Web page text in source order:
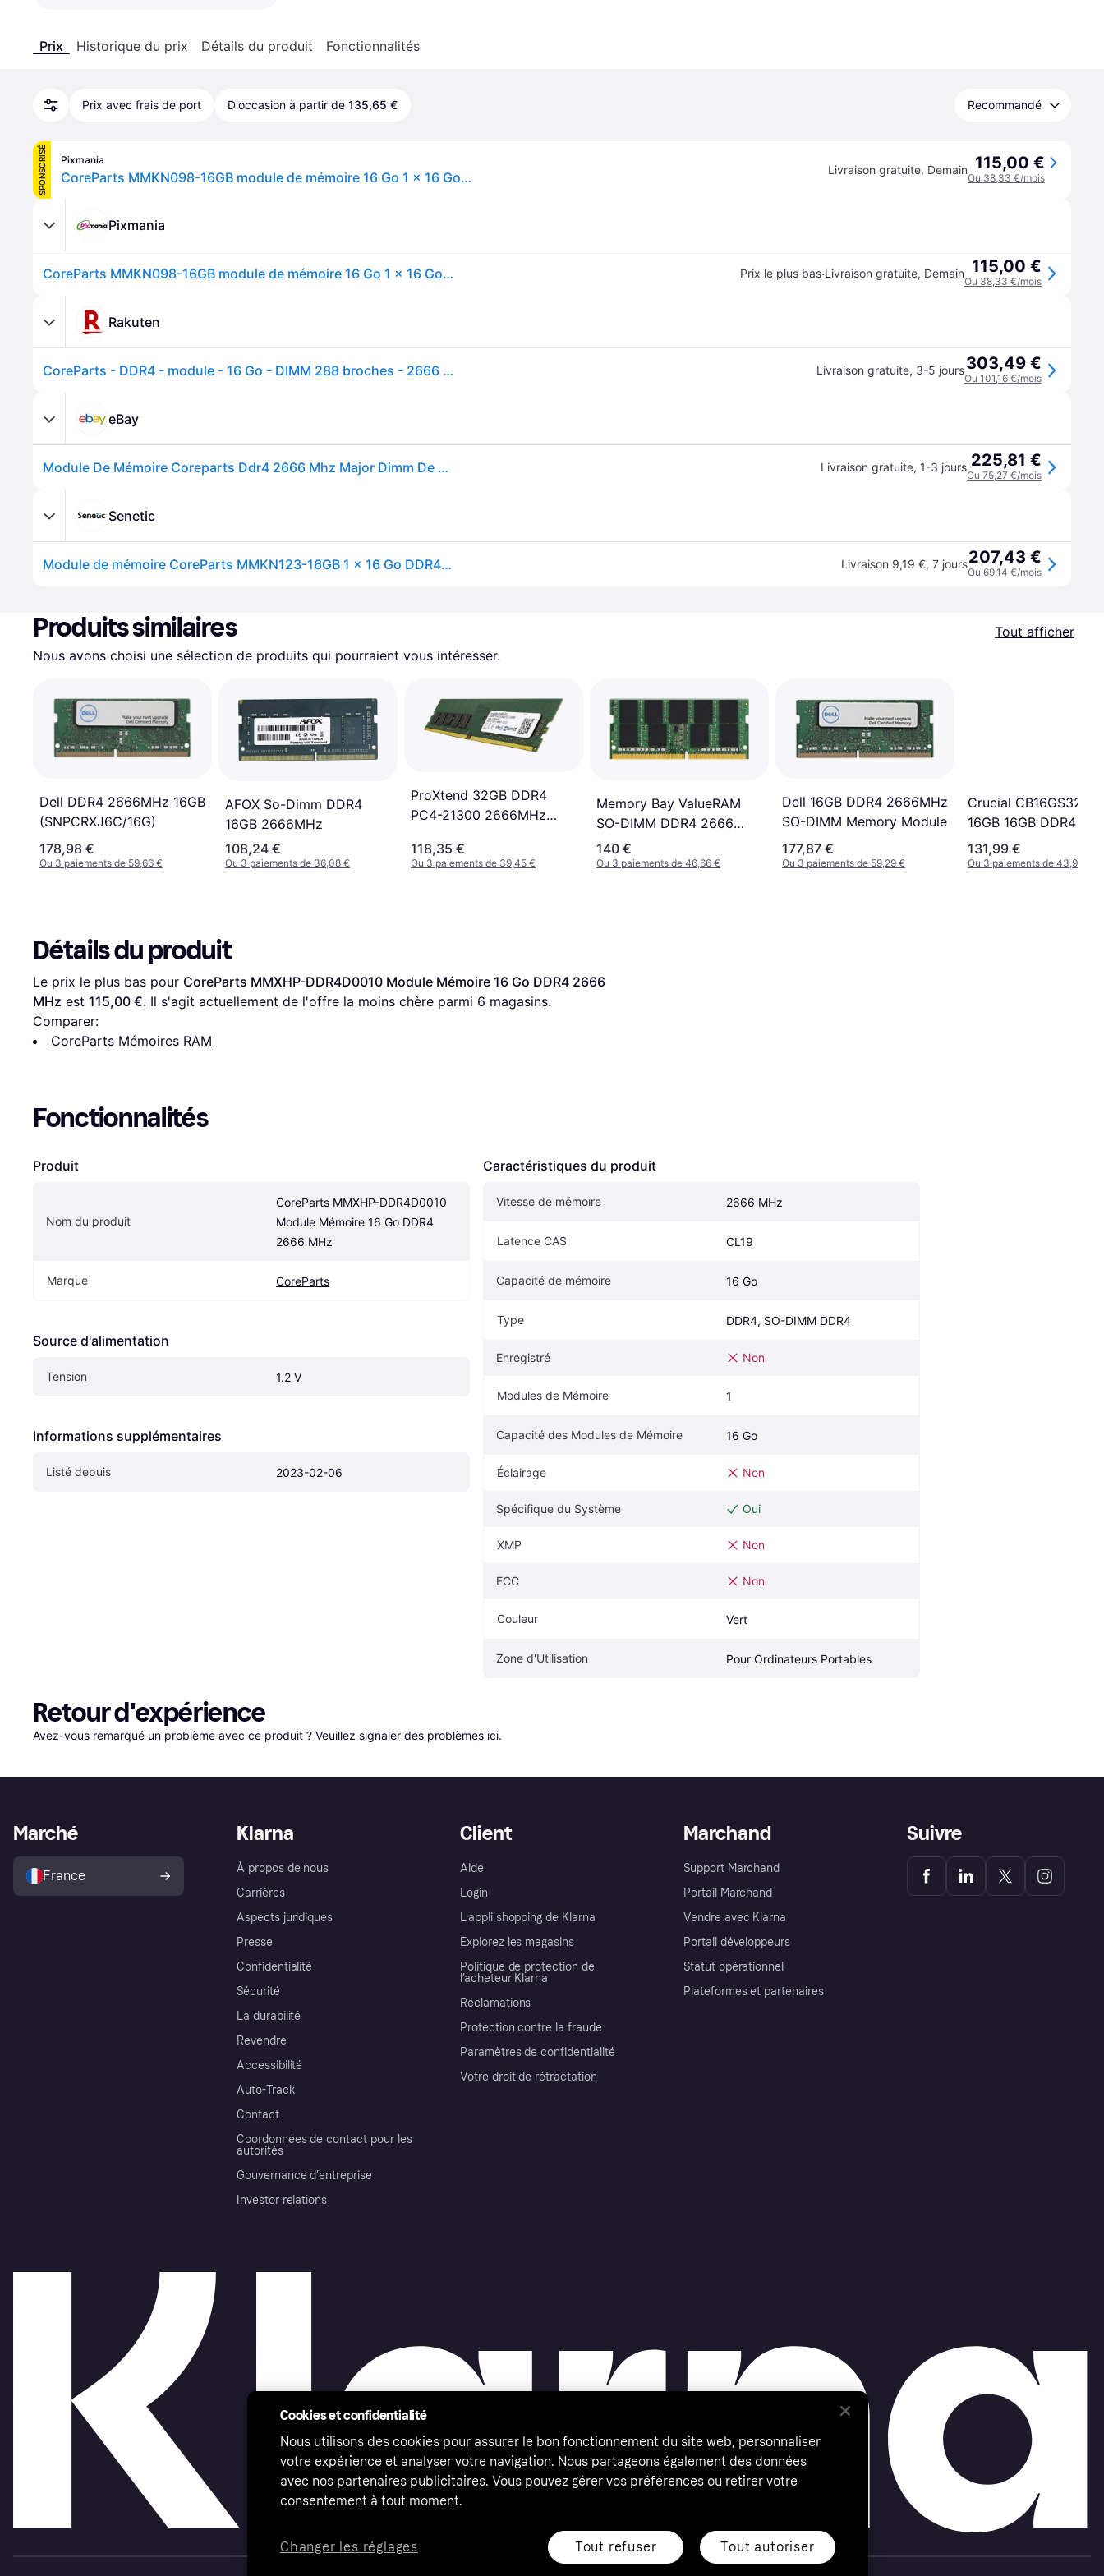
Prix Historique du prix Détails du produit Fonctionnalités
Prix avec frais de port D'occasion à partir de 135,65 € Recommandé
SPONSORISÉ Pixmania
CoreParts MMKN098-16GB module de mémoire 16 Go 1 x 16 Go DDR4 260-pin SO-DIMM - Neuf - Vert Livraison gratuite, Demain 115,00 €
Ou 38,33 €/mois
Pixmania
CoreParts MMKN098-16GB module de mémoire 16 Go 1 x 16 Go DDR4 260-pin SO-DIMM - Neuf - Vert Prix le plus bas·Livraison gratuite, Demain 115,00 €
Ou 38,33 €/mois
Rakuten
CoreParts - DDR4 - module - 16 Go - DIMM 288 broches - 2666 MHz / PC4-21300 - 1.2 V - mémoire sans tampon - non ECC Livraison gratuite, 3-5 jours303,49 €
Ou 101,16 €/mois
eBay
Module De Mémoire Coreparts Ddr4 2666 Mhz Major Dimm De 16 Go Pour Hp, Mmh9758/1 Livraison gratuite, 1-3 jours 225,81 €
Ou 75,27 €/mois
Senetic
Module de mémoire CoreParts MMKN123-16GB 1 x 16 Go DDR4 MMKN123-16GB Livraison 9,19 €, 7 jours207,43 €
Ou 69,14 €/mois
Produits similaires
Tout afficher
Nous avons choisi une sélection de produits qui pourraient vous intéresser.
Dell DDR4 2666MHz 16GB
(SNPCRXJ6C/16G)
178,98 €
Ou 3 paiements de 59,66 €
AFOX So-Dimm DDR4
16GB 2666MHz
108,24 €
Ou 3 paiements de 36,08 €
ProXtend 32GB DDR4
PC4-21300 2666MHz
118,35 €
Ou 3 paiements de 39,45 €
Memory Bay ValueRAM
SO-DIMM DDR4 2666
MHz PC4-21300 16 Go
CL19
140 €
Ou 3 paiements de 46,66 €
Dell 16GB DDR4 2666MHz
SO-DIMM Memory Module
177,87 €
Ou 3 paiements de 59,29 €
Crucial CB16GS3200
16GB 16GB DDR4
131,99 €
Ou 3 paiements de 43,99 €
Détails du produit
Le prix le plus bas pour CoreParts MMXHP-DDR4D0010 Module Mémoire 16 Go DDR4 2666
MHz est 115,00 €. Il s'agit actuellement de l'offre la moins chère parmi 6 magasins.
Comparer:
CoreParts Mémoires RAM
Fonctionnalités
Produit
Nom du produit
CoreParts MMXHP-DDR4D0010
Module Mémoire 16 Go DDR4
2666 MHz
Marque CoreParts
Source d'alimentation
Tension 1.2 V
Informations supplémentaires
Listé depuis 2023-02-06
Caractéristiques du produit
Vitesse de mémoire 2666 MHz
Latence CAS CL19
Capacité de mémoire 16 Go
Type DDR4, SO-DIMM DDR4
Enregistré Non
Modules de Mémoire 1
Capacité des Modules de Mémoire 16 Go
Éclairage Non
Spécifique du Système Oui
XMP Non
ECC Non
Couleur Vert
Zone d'Utilisation Pour Ordinateurs Portables
Retour d'expérience
Avez-vous remarqué un problème avec ce produit ? Veuillez signaler des problèmes ici.
Klarna
À propos de nous
Carrières
Aspects juridiques
Presse
Confidentialité
Sécurité
La durabilité
Revendre
Accessibilité
Auto-Track
Contact
Coordonnées de contact pour les
autorités
Gouvernance d’entreprise
Investor relations
Client
Aide
Login
L'appli shopping de Klarna
Explorez les magasins
Politique de protection de
l’acheteur Klarna
Réclamations
Protection contre la fraude
Paramètres de confidentialité
Votre droit de rétractation
Marchand
Support Marchand
Portail Marchand
Vendre avec Klarna
Portail développeurs
Statut opérationnel
Plateformes et partenaires
Marché
France
Suivre
Cookies et confidentialité
Nous utilisons des cookies pour assurer le bon fonctionnement du site web, personnaliser
votre expérience et analyser votre navigation. Nous partageons également des données
avec nos partenaires publicitaires. Vous pouvez gérer vos préférences ou retirer votre
consentement à tout moment.
Tout refuser Tout autoriser
Changer les réglages